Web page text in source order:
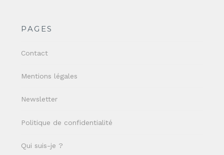
PAGES
Contact
Mentions légales
Newsletter
Politique de confidentialité
Qui suis-je ?